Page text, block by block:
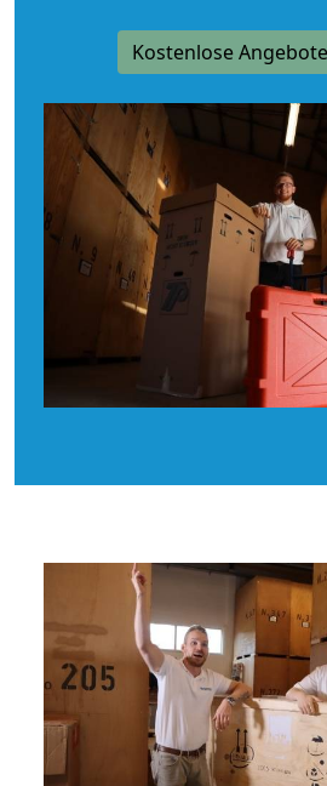
Kostenlose